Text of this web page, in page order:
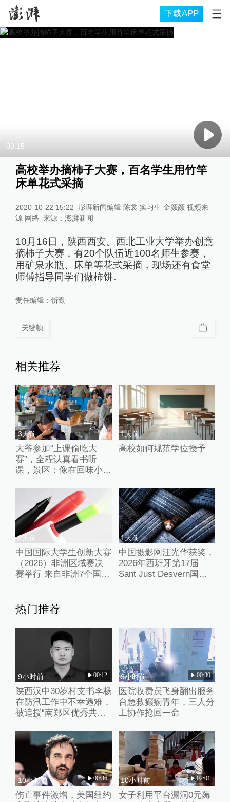
下载APP
00:15
高校举办摘柿子大赛，百名学生用竹竿
床单花式采摘
2020-10-22 15:22 澎湃新闻编辑 陈裳 实习生 金颜颜 视频来
源 网络 来源： 澎湃新闻
10月16日，陕西西安。西北工业大学举办创意
摘柿子大赛，有20个队伍近100名师生参赛，
用矿泉水瓶、床单等花式采摘，现场还有食堂
师傅指导同学们做柿饼。
责任编辑：忻勤
关键帧
相关推荐
3天前
大爷参加“上课偷吃大
赛”，全程认真看书听
课，景区：像在回味小时
1天前
高校如何规范学位授予
2天前
中国国际大学生创新大赛
（2026）非洲区域赛决
赛举行 来自非洲7个国家
1天前
中国摄影网汪光华获奖，
2026年西班牙第17届
Sant Just Desvern国际
热门推荐
9小时前 00:12
陕西汉中30岁村支书李杨
在防汛工作中不幸遇难，
被追授“南郑区优秀共产
9小时前 00:30
医院收费员飞身翻出服务
台急救癫痫青年，三人分
工协作抢回一命
10小时前 00:36
伤亡事件激增，美国纽约
10小时前 02:01
女子利用平台漏洞0元薅